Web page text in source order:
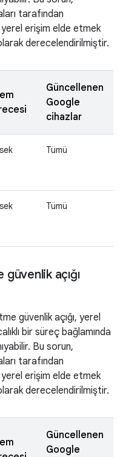
tarafından
yerel erişim elde etmek
derecelendirilmiştir.
Güncellenen
Google
cihazlar
Tümü
Tümü
güvenlik açığı
güvenlik açığı, yerel
bir süreç bağlamında
Bu sorun,
tarafından
yerel erişim elde etmek
derecelendirilmiştir.
Güncellenen
Google